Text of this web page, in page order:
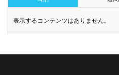
表示するコンテンツはありません。